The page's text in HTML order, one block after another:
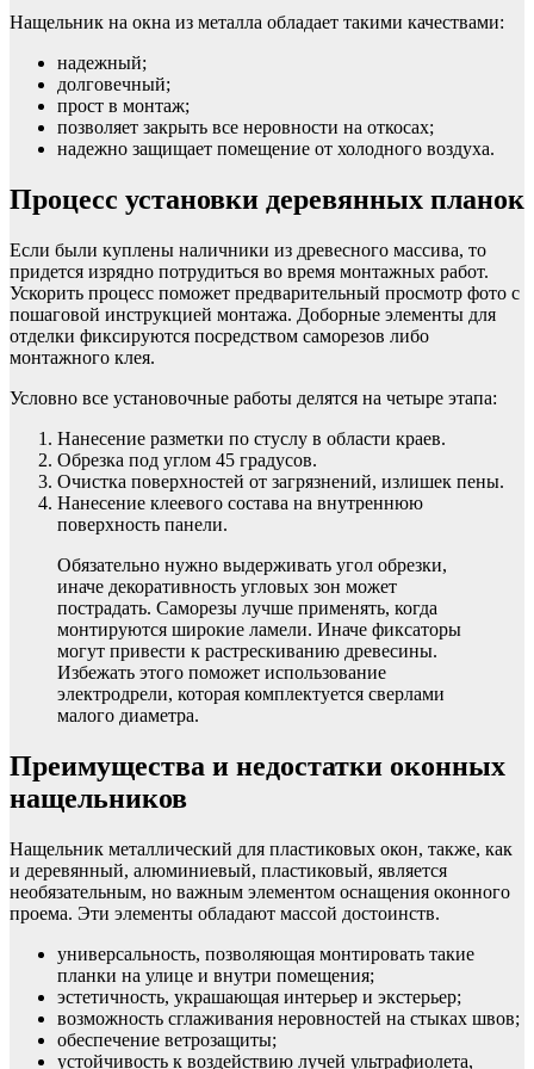
Нащельник на окна из металла обладает такими качествами:
надежный;
долговечный;
прост в монтаж;
позволяет закрыть все неровности на откосах;
надежно защищает помещение от холодного воздуха.
Процесс установки деревянных планок
Если были куплены наличники из древесного массива, то
придется изрядно потрудиться во время монтажных работ.
Ускорить процесс поможет предварительный просмотр фото с
пошаговой инструкцией монтажа. Доборные элементы для
отделки фиксируются посредством саморезов либо
монтажного клея.
Условно все установочные работы делятся на четыре этапа:
Нанесение разметки по стуслу в области краев.
Обрезка под углом 45 градусов.
Очистка поверхностей от загрязнений, излишек пены.
Нанесение клеевого состава на внутреннюю
поверхность панели.
Обязательно нужно выдерживать угол обрезки,
иначе декоративность угловых зон может
пострадать. Саморезы лучше применять, когда
монтируются широкие ламели. Иначе фиксаторы
могут привести к растрескиванию древесины.
Избежать этого поможет использование
электродрели, которая комплектуется сверлами
малого диаметра.
Преимущества и недостатки оконных
нащельников
Нащельник металлический для пластиковых окон, также, как
и деревянный, алюминиевый, пластиковый, является
необязательным, но важным элементом оснащения оконного
проема. Эти элементы обладают массой достоинств.
универсальность, позволяющая монтировать такие
планки на улице и внутри помещения;
эстетичность, украшающая интерьер и экстерьер;
возможность сглаживания неровностей на стыках швов;
обеспечение ветрозащиты;
устойчивость к воздействию лучей ультрафиолета,